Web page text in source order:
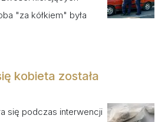
"za kółkiem" była
kobieta została
się podczas interwencji